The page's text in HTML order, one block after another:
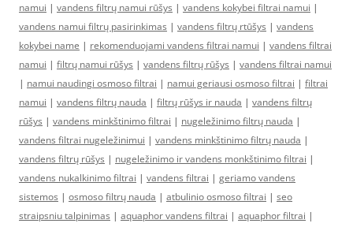
namui | vandens filtrų namui rūšys | vandens kokybei filtrai namui |
vandens namui filtrų pasirinkimas | vandens filtrų rtūšys | vandens
kokybei name | rekomenduojami vandens filtrai namui | vandens filtrai
namui | filtrų namui rūšys | vandens filtrų rūšys | vandens filtrai namui
| namui naudingi osmoso filtrai | namui geriausi osmoso filtrai | filtrai
namui | vandens filtrų nauda | filtrų rūšys ir nauda | vandens filtrų
rūšys | vandens minkštinimo filtrai | nugeležinimo filtrų nauda |
vandens filtrai nugeležinimui | vandens minkštinimo filtrų nauda |
vandens filtrų rūšys | nugeležinimo ir vandens monkštinimo filtrai |
vandens nukalkinimo filtrai | vandens filtrai | geriamo vandens
sistemos | osmoso filtrų nauda | atbulinio osmoso filtrai | seo
straipsniu talpinimas | aquaphor vandens filtrai | aquaphor filtrai |